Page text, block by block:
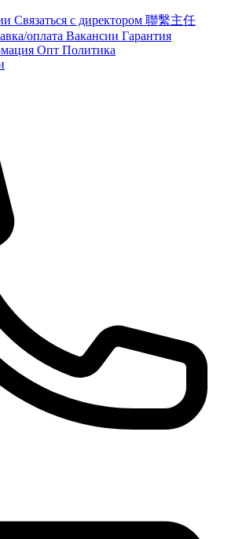
Связаться с директором 聯繫主任
оплата Вакансии Гарантия
Опт Политика